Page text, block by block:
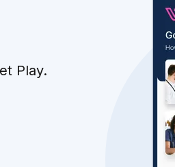
Play.